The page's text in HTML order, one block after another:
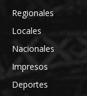
Regionales
Locales
Nacionales
Impresos
Deportes